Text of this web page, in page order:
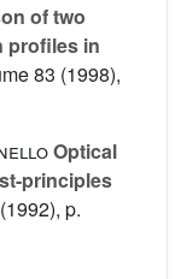
of two
profiles in
83 (1998),
Optical
principles
(1992), p.